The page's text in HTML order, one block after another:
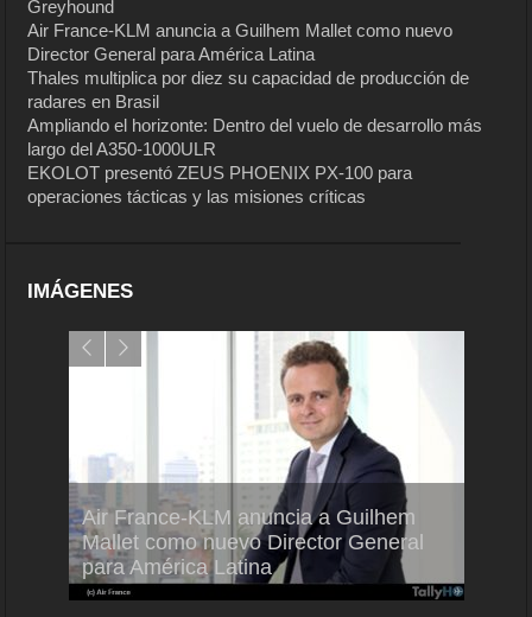
Greyhound
Air France-KLM anuncia a Guilhem Mallet como nuevo
Director General para América Latina
Thales multiplica por diez su capacidad de producción de
radares en Brasil
Ampliando el horizonte: Dentro del vuelo de desarrollo más
largo del A350-1000ULR
EKOLOT presentó ZEUS PHOENIX PX-100 para
operaciones tácticas y las misiones críticas
IMÁGENES
Air France-KLM anuncia a Guilhem
Mallet como nuevo Director General
para América Latina